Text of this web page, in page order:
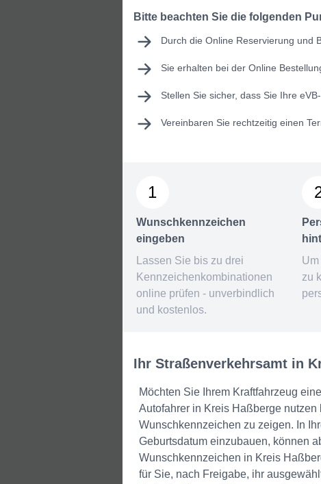
Bitte beachten Sie die folgenden
Durch die Online Reservierung und
Sie erhalten bei der Online
Stellen Sie sicher, dass Sie Ihre
Vereinbaren Sie rechtzeitig einen
1
Wunschkennzeichen
eingeben
Lassen Sie bis zu drei
Kennzeichenkombinationen
online prüfen - unverbindlich
und kostenlos.
zu
Ihr Straßenverkehrsamt in
Möchten Sie Ihrem Kraftfahrzeug
Autofahrer in Kreis Haßberge
Wunschkennzeichen zu zeigen. In
Geburtsdatum einzubauen, können
Wunschkennzeichen in Kreis
für Sie, nach Freigabe, ihr